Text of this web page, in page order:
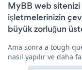
MyBB web sitenizi
işletmelerinizin
büyük zorluğun
Ama sonra a tough
nasıl yapılır ve daha